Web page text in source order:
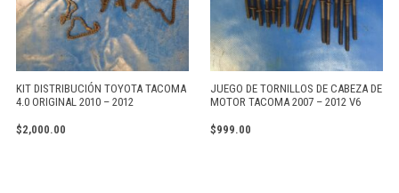
KIT DISTRIBUCIÓN TOYOTA TACOMA
4.0 ORIGINAL 2010 – 2012
$2,000.00
JUEGO DE TORNILLOS DE CABEZA DE
MOTOR TACOMA 2007 – 2012 V6
$999.00